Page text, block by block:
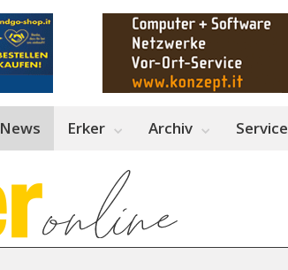
News Erker Archiv Service